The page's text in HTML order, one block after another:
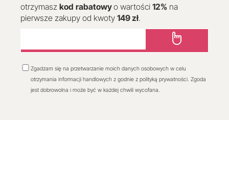
otrzymasz kod rabatowyo wartości 12% na
pierwsze zakupy od kwoty 149 zł.
Zgadzam się na przetwarzanie moich danych osobowych w celu
otrzymania informacji handlowych z godnie z polityką prywatności. Zgoda
jest dobrowolna i może być w każdej chwili wycofana.